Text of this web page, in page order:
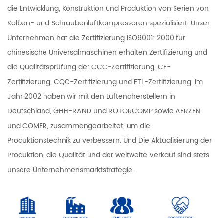
die Entwicklung, Konstruktion und Produktion von Serien von
Kolben- und Schraubenluftkompressoren spezialisiert. Unser
Unternehmen hat die Zertifizierung ISO9001: 2000 für
chinesische Universalmaschinen erhalten Zertifizierung und
die Qualitätsprüfung der CCC-Zertifizierung, CE-
Zertifizierung, CQC-Zertifizierung und ETL-Zertifizierung. Im
Jahr 2002 haben wir mit den Luftendherstellern in
Deutschland, GHH-RAND und ROTORCOMP sowie AERZEN
und COMER, zusammengearbeitet, um die
Produktionstechnik zu verbessern. Und Die Aktualisierung der
Produktion, die Qualität und der weltweite Verkauf sind stets
unsere Unternehmensmarktstrategie.